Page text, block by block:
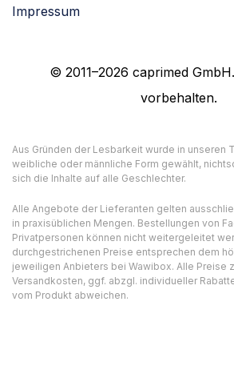
Impressum
© 2011–2026 caprimed
vorbehalten.
Aus Gründen der Lesbarkeit wurde in unseren
weibliche oder männliche Form gewählt,
sich die Inhalte auf alle Geschlechter.
Alle Angebote der Lieferanten gelten
in praxisüblichen Mengen. Bestellungen von
Privatpersonen können nicht weitergeleitet
durchgestrichenen Preise entsprechen dem
jeweiligen Anbieters bei Wawibox. Alle Preise
Versandkosten, ggf. abzgl. individueller
vom Produkt abweichen.